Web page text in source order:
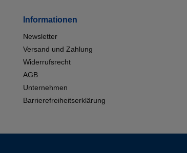
Informationen
Newsletter
Versand und Zahlung
Widerrufsrecht
AGB
Unternehmen
Barrierefreiheitserklärung